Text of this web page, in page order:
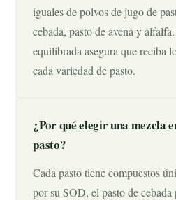
iguales de polvos de jugo de
cebada, pasto de avena y
equilibrada asegura que reciba
cada variedad de pasto.
¿Por qué elegir una mezcla
pasto?
Cada pasto tiene compuestos
por su SOD, el pasto de